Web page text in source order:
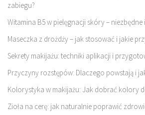
zabiegu?
Witamina B5 w pielęgnacji skóry –
Maseczka z drożdży – jak stosować i jakie
Sekrety makijażu: techniki aplikacji i
Przyczyny rozstępów: Dlaczego powstają i
Kolorystyka w makijażu: Jak dobrać kolory
Zioła na cerę: jak naturalnie poprawić